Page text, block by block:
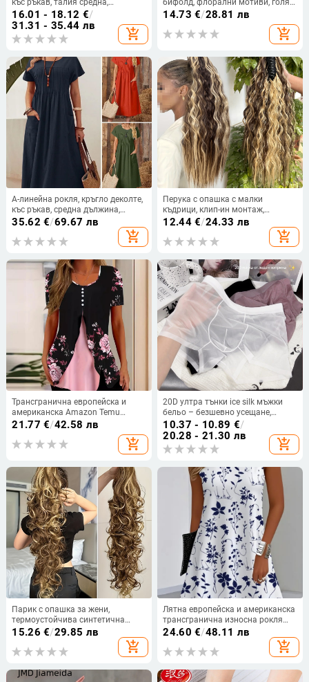
къс ръкав, талия средна,
принтирана полиестерна тъкан,
пола с широк силует.
16.01 - 18.12 €/
31.31 - 35.44 лв
add_shopping_cart
бифолд, флорални мотиви, голям
капацитет, водоустойчив
14.73 €/28.81 лв
add_shopping_cart
A-линейна рокля, кръгло деколте,
къс ръкав, средна дължина,
китайски стил литературно ретро
35.62 €/69.67 лв
add_shopping_cart
Перука с опашка с малки
къдрици, клип-ин монтаж,
Европейски и Американски стил,
за дами • Материал на косата:
термоустойчива нишка •
механизъм • Не може да се
боядисва
12.44€/24.33 лв
add_shopping_cart
Трансгранична европейска и
американска Amazon Temu
Лятна нова дамска тениска с
деколте, фалшива
двукомпонентна копче и къс
21.77 €/42.58 лв
add_shopping_cart
20D ултра тънки ice silk мъжки
бельо – безшевно усещане,
бързосъхнещо, средна талия,
едноцветни боксерки
10.37 - 10.89 €/
20.28 - 21.30 лв
add_shopping_cart
Парик с опашка за жени,
термоустойчива синтетична
нишка, механична конструкция,
боядисва или подлага на
15.26 €/29.85 лв
add_shopping_cart
Лятна европейска и американска
трансгранична износна рокля
без ръкави с флорален принт от
Amazon Independent Station Temu
за жени през 2025 г.
24.60 €/48.11 лв
add_shopping_cart